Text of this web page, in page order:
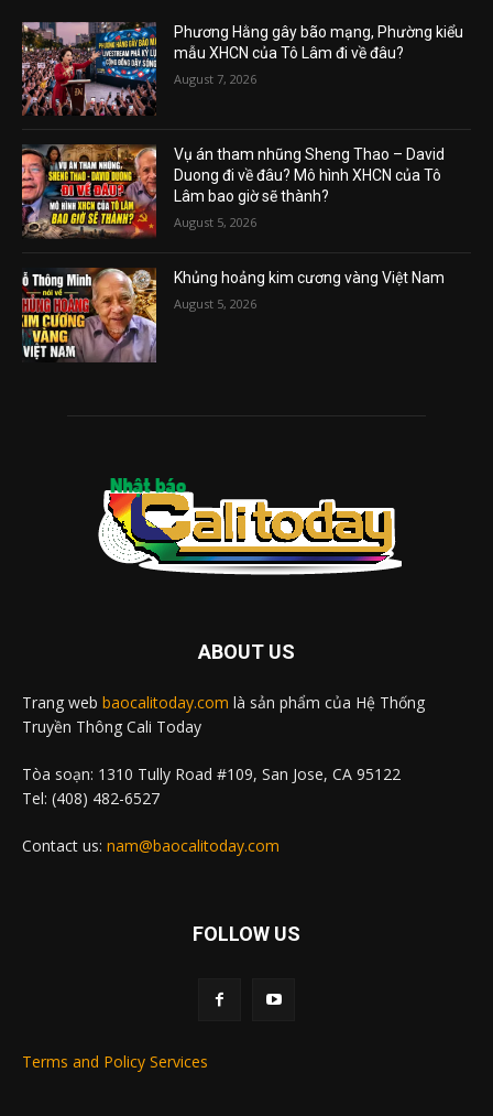
Phương Hằng gây bão mạng, Phường kiểu
mẫu XHCN của Tô Lâm đi về đâu?
August 7, 2026
Vụ án tham nhũng Sheng Thao – David
Duong đi về đâu? Mô hình XHCN của Tô
Lâm bao giờ sẽ thành?
August 5, 2026
Khủng hoảng kim cương vàng Việt Nam
August 5, 2026
ABOUT US
Trang web baocalitoday.com là sản phẩm của Hệ Thống
Truyền Thông Cali Today
Tòa soạn: 1310 Tully Road #109, San Jose, CA 95122
Tel: (408) 482-6527
Contact us: nam@baocalitoday.com
FOLLOW US
Terms and Policy Services